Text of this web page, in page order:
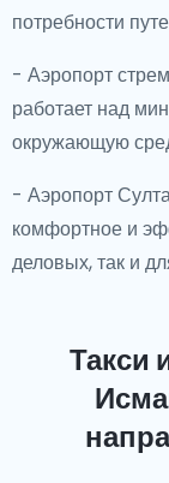
потребности
- Аэропорт
работает над
окружающую
- Аэропорт
комфортное и
деловых, так и
Такси